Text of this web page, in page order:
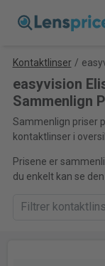
Kontaktlinser /
easyvision
Sammenlign
Sammenlign priser
kontaktlinser i
Prisene er
du enkelt kan se